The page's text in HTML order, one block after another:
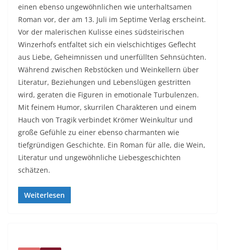
einen ebenso ungewöhnlichen wie unterhaltsamen
Roman vor, der am 13. Juli im Septime Verlag erscheint.
Vor der malerischen Kulisse eines südsteirischen
Winzerhofs entfaltet sich ein vielschichtiges Geflecht
aus Liebe, Geheimnissen und unerfüllten Sehnsüchten.
Während zwischen Rebstöcken und Weinkellern über
Literatur, Beziehungen und Lebenslügen gestritten
wird, geraten die Figuren in emotionale Turbulenzen.
Mit feinem Humor, skurrilen Charakteren und einem
Hauch von Tragik verbindet Krömer Weinkultur und
große Gefühle zu einer ebenso charmanten wie
tiefgründigen Geschichte. Ein Roman für alle, die Wein,
Literatur und ungewöhnliche Liebesgeschichten
schätzen.
Weiterlesen